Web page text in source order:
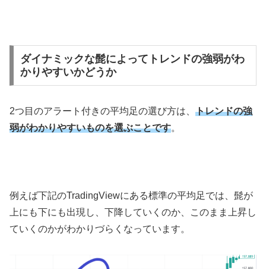
ダイナミックな髭によってトレンドの強弱がわ
かりやすいかどうか
2つ目のアラート付きの平均足の選び方は、 トレンドの強
弱がわかりやすいものを選ぶことです。
例えば下記のTradingViewにある標準の平均足では、髭が
上にも下にも出現し、下降していくのか、このまま上昇し
ていくのかがわかりづらくなっています。